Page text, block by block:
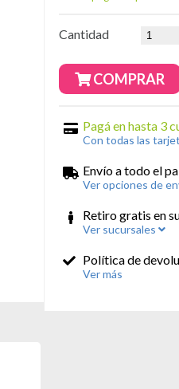
Cantidad
COMPRAR
Pagá en hasta 3
Con todas las
Envío a todo el
Ver opciones de
Retiro gratis en
Ver sucursales
Política de
Ver más